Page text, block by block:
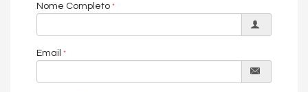
- Área privativa: 67,77m²
Conheça o Empreendimento:
Nome Completo
Email